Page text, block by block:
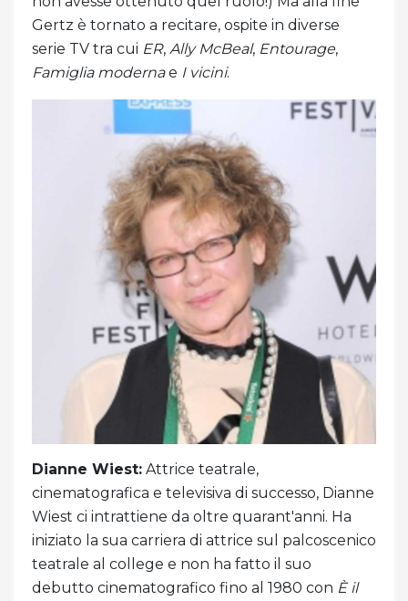
Gertz è tornato a recitare, ospite in diverse
serie TV tra cui ER, Ally McBeal, Entourage,
Famiglia modernae I vicini.
Dianne Wiest: Attrice teatrale,
cinematografica e televisiva di successo, Dianne
Wiest ci intrattiene da oltre quarant'anni. Ha
iniziato la sua carriera di attrice sul palcoscenico
teatrale al college e non ha fatto il suo
debutto cinematografico fino al 1980 con È il